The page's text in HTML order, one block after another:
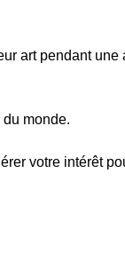
art pendant
monde.
votre intérêt